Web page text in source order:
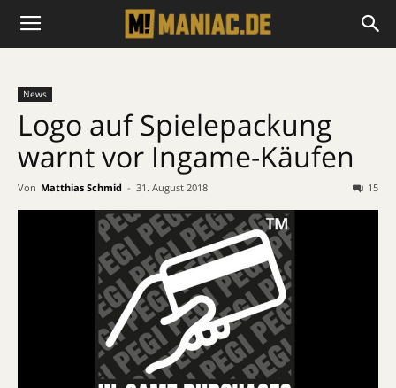
News
Logo auf Spielepackung
warnt vor Ingame-Käufen
Von Matthias Schmid - 31. August 2018 15